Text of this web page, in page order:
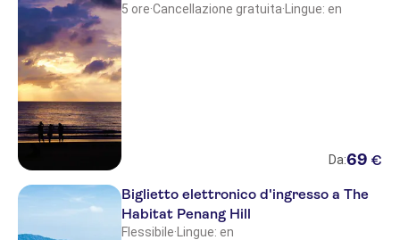
5 ore·Cancellazione gratuita· Lingue: en
Da:69 €
Biglietto elettronico d'ingresso a The
Habitat Penang Hill
Flessibile· Lingue: en